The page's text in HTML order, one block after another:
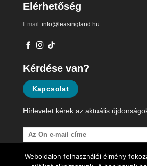
Elérhetőség
Email: info@leasingland.hu
Kérdése van?
Kapcsolat
Hírlevelet kérek az aktuális
Weboldalon felhasználói élmény